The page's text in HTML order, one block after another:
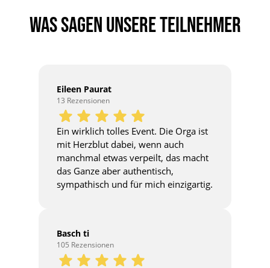
Was sagen unsere Teilnehmer
Eileen Paurat
13 Rezensionen
Ein wirklich tolles Event. Die Orga ist
mit Herzblut dabei, wenn auch
manchmal etwas verpeilt, das macht
das Ganze aber authentisch,
sympathisch und für mich einzigartig.
Basch ti
105 Rezensionen